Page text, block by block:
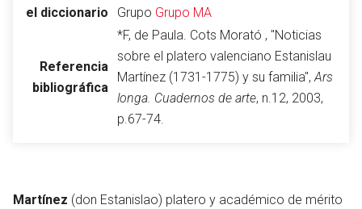
Vigilar
el diccionario
Grupo Grupo MA
Referencia
bibliográfica
*F, de Paula. Cots Morató , "Noticias
sobre el platero valenciano Estanislau
Martínez (1731-1775) y su familia",Ars
longa. Cuadernos de arte, n.12, 2003,
p.67-74.
Martínez (don Estanislao) platero y académico de mérito